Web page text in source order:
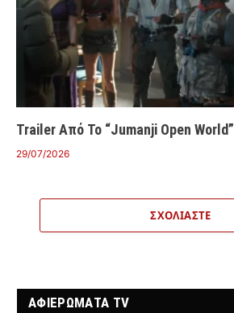
Trailer Από Το “Jumanji Open World”
29/07/2026
ΣΧΟΛΙΆΣΤΕ
ΑΦΙΕΡΩΜΑΤΑ TV